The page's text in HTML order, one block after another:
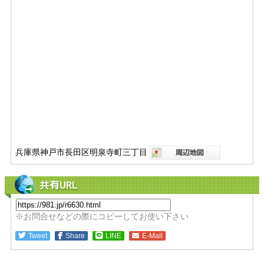
兵庫県神戸市長田区明泉寺町三丁目
共有URL
※お問合せなどの際にコピーしてお使い下さい
Tweet Share LINE E-Mail